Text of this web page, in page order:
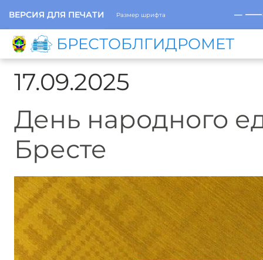
ВЕРСИЯ ДЛЯ ПЕЧАТИ Размер шрифта ─
БРЕСТОБЛГИДРОМЕТ
17.09.2025
День народного
Бресте